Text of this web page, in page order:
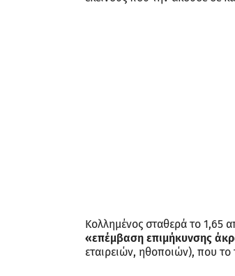
Κολλημένος σταθερά το 1,65
«επέμβαση επιμήκυνσης
εταιρειών, ηθοποιών), που